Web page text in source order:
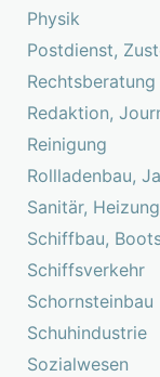
Physik
Postdienst,
Rechtsberatung
Redaktion,
Reinigung
Rollladenbau,
Sanitär,
Schiffbau,
Schiffsverkehr
Schornsteinbau
Schuhindustrie
Sozialwesen